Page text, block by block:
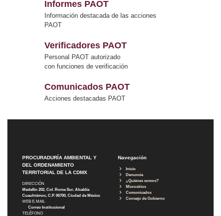
Informes PAOT
Información destacada de las acciones
PAOT
Verificadores PAOT
Personal PAOT autorizado
con funciones de verificación
Comunicados PAOT
Acciones destacadas PAOT
PROCURADURÍA AMBIENTAL Y
DEL ORDENAMIENTO
TERRITORIAL DE LA CDMX
DIRECCIÓN
Medellín 202, Col. Roma Sur, Alcaldía
Cuauhtémoc, C.P. 06700, Ciudad de México
WEB E-MAIL
Correo Institucional
TELÉFONO
Navegación
Inicio
Denuncia
¿Quiénes somos?
Micrositios
Comunicados
Consejo de Gobierno